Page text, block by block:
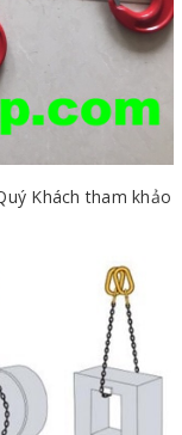
Khách tham khảo